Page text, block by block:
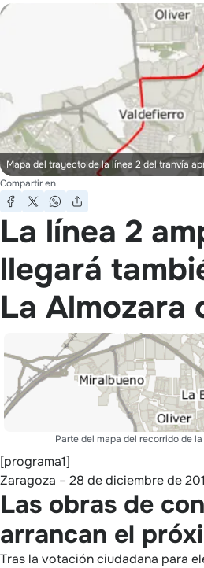
Mapa del trayecto de la línea 2 del tranvía
Compartir en
La línea 2
llegará
La Almozara
Parte del mapa del recorrido de
[programa1]
Zaragoza – 28 de diciembre de
Las obras de
arrancan el
Tras la votación ciudadana para